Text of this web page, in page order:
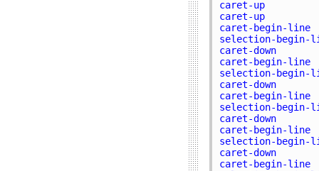
caret-up
caret-up
caret-begin-line
selection-begin-
caret-down
caret-begin-line
selection-
caret-down
caret-begin-line
selection-
caret-down
caret-begin-line
selection-
caret-down
caret-begin-line